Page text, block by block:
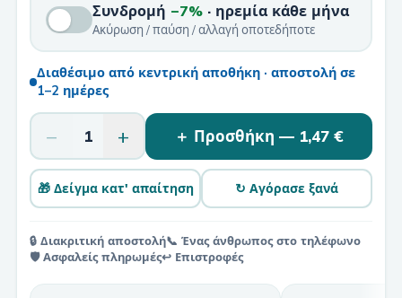
Συνδρομή −7%· ηρεμία κάθε μήνα
Ακύρωση / παύση / αλλαγή οποτεδήποτε
Διαθέσιμο από κεντρική αποθήκη · αποστολή σε
1–2 ημέρες
− 1 + ＋ Προσθήκη — 1,47 €
🎁 Δείγμα κατ' απαίτηση ↻ Αγόρασε ξανά
🔒 Διακριτική αποστολή📞 Ένας άνθρωπος στο τηλέφωνο
🛡️ Ασφαλείς πληρωμές↩️ Επιστροφές